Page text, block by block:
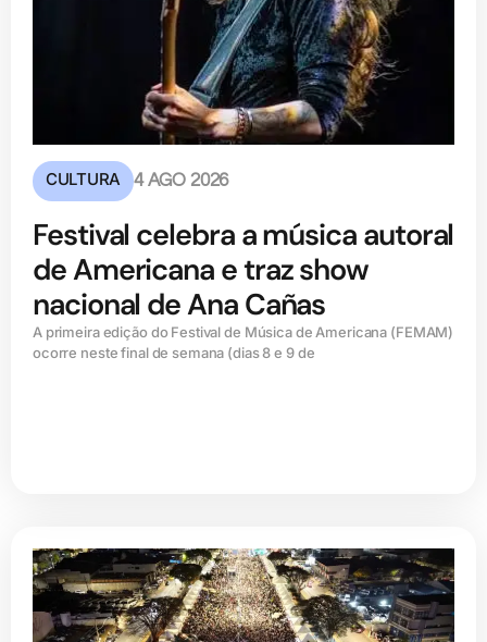
CULTURA 4 AGO 2026
Festival celebra a música autoral
de Americana e traz show
nacional de Ana Cañas
A primeira edição do Festival de Música de Americana (FEMAM)
ocorre neste final de semana (dias 8 e 9 de